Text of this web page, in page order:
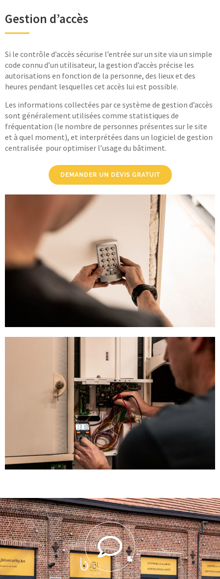
Gestion d’accès
Si le contrôle d’accès sécurise l’entrée sur un site via un simple
code connu d’un utilisateur, la gestion d’accès précise les
autorisations en fonction de la personne, des lieux et des
heures pendant lesquelles cet accès lui est possible.
Les informations collectées par ce système de gestion d’accès
sont généralement utilisées comme statistiques de
fréquentation (le nombre de personnes présentes sur le site
et à quel moment), et interprétées dans un logiciel de gestion
centralisée pour optimiser l’usage du bâtiment.
DEMANDER UN DEVIS GRATUIT